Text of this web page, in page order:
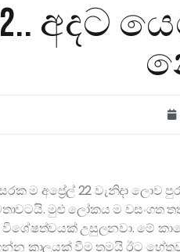
ම අප්‍රේල් 22 වැනිදා ලොව
මුළු ලෝකය ම වසංගත
උසුලනවා. මේ
කාලයක් වීම තමයි ඊට